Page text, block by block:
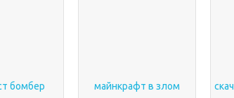
бомбер майнкрафт в злом